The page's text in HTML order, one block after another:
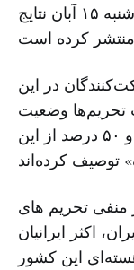
موسسه نظرسنجی گالوپ امروز چهارشنبه ۱۵ آبان نتایج
از شرکت‌کنندگان در این
تحریم‌ها وضعیت
معاش و زندگیشان ضربه خورده است و ۵۰ درصد از این
منفی تحریم های
اکثر ایرانیان
این کشور